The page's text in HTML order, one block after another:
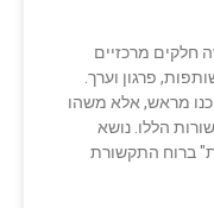
חלקים מרכזיים
פרגון וערך.
מראש, אלא משהו
הללו. נושא
ברוח התקשורת